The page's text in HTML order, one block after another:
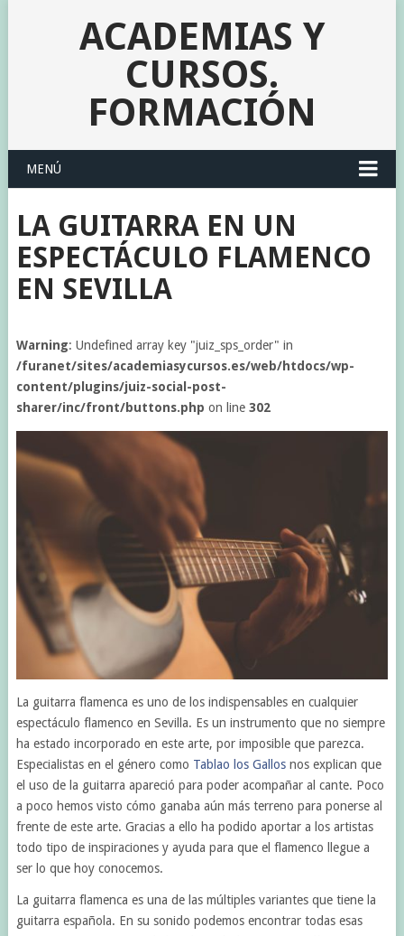
ACADEMIAS Y
CURSOS.
FORMACIÓN
MENÚ
LA GUITARRA EN UN
ESPECTÁCULO FLAMENCO
EN SEVILLA
Warning: Undefined array key "juiz_sps_order" in
/furanet/sites/academiasycursos.es/web/htdocs/wp-
content/plugins/juiz-social-post-
sharer/inc/front/buttons.php on line 302
La guitarra flamenca es uno de los indispensables en cualquier
espectáculo flamenco en Sevilla. Es un instrumento que no siempre
ha estado incorporado en este arte, por imposible que parezca.
Especialistas en el género como Tablao los Gallosnos explican que
el uso de la guitarra apareció para poder acompañar al cante. Poco
a poco hemos visto cómo ganaba aún más terreno para ponerse al
frente de este arte. Gracias a ello ha podido aportar a los artistas
todo tipo de inspiraciones y ayuda para que el flamenco llegue a
ser lo que hoy conocemos.
La guitarra flamenca es una de las múltiples variantes que tiene la
guitarra española. En su sonido podemos encontrar todas esas